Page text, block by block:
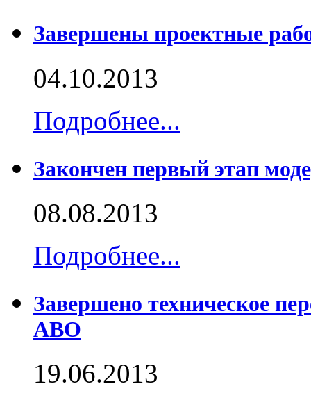
Завершены проектные
04.10.2013
Подробнее...
Закончен первый этап
08.08.2013
Подробнее...
Завершено техническое
АВО
19.06.2013